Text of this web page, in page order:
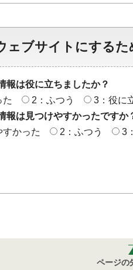
ェブサイトにする
報は役に立ちましたか？
た
2：ふつう
3：役に
報は見つけやすかったですか
すかった
2：ふつう 3
ページの